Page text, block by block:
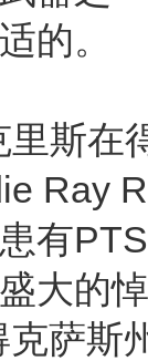
的。
斯在
Ray
有
大的
克萨斯